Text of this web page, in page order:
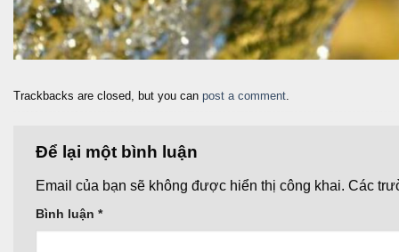
Trackbacks are closed, but you can post a comment
Để lại một bình luận
Email của bạn sẽ không được hiển thị công khai. Các
Bình luận *